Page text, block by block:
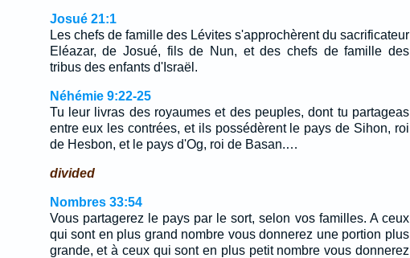
Josué 21:1
Les chefs de famille des Lévites s'approchèrent du sacrificateur
Eléazar, de Josué, fils de Nun, et des chefs de famille des
tribus des enfants d'Israël.
Néhémie 9:22-25
Tu leur livras des royaumes et des peuples, dont tu partageas
entre eux les contrées, et ils possédèrent le pays de Sihon, roi
de Hesbon, et le pays d'Og, roi de Basan.…
divided
Nombres 33:54
Vous partagerez le pays par le sort, selon vos familles. A ceux
qui sont en plus grand nombre vous donnerez une portion plus
grande, et à ceux qui sont en plus petit nombre vous donnerez